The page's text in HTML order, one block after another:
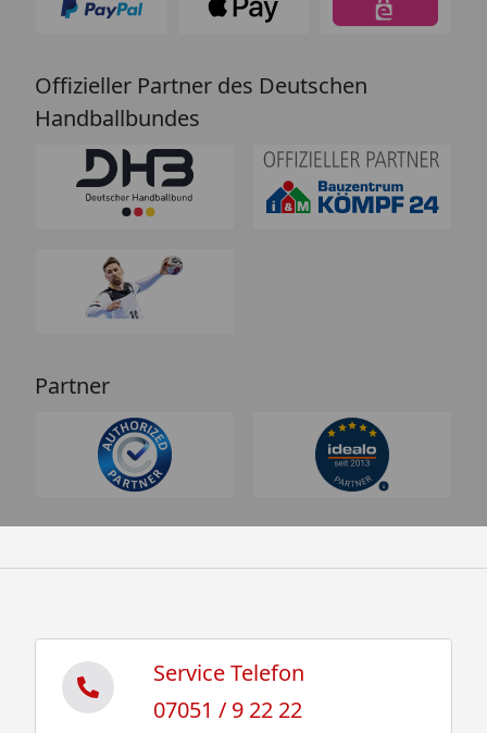
Offizieller Partner des Deutschen
Handballbundes
Partner
Service Telefon
07051 / 9 22 22